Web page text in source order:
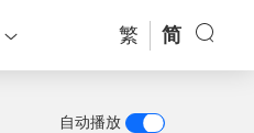
繁 简
自动播放